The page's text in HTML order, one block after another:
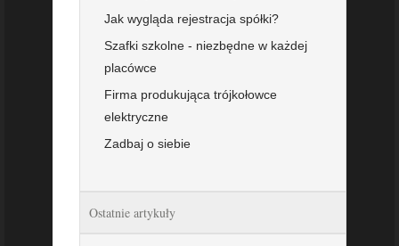
Jak wygląda rejestracja spółki?
Szafki szkolne - niezbędne w każdej
placówce
Firma produkująca trójkołowce
elektryczne
Zadbaj o siebie
Ostatnie artykuły